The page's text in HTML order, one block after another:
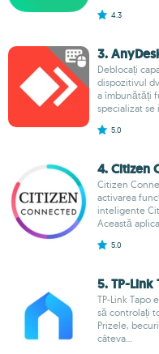
4.3
3.
Deblocați
dispozitivul
a îmbunătăți
specializat se
5.0
4. Citizen
Citizen
activarea
inteligente
Această
5.0
5. TP-Link
TP-Link Tapo
să controlați
Prizele,
câteva...